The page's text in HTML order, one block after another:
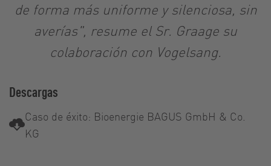
de forma más uniforme y silenciosa, sin
averías", resume el Sr. Graage su
colaboración con Vogelsang.
Descargas
Caso de éxito: Bioenergie BAGUS GmbH & Co.
KG